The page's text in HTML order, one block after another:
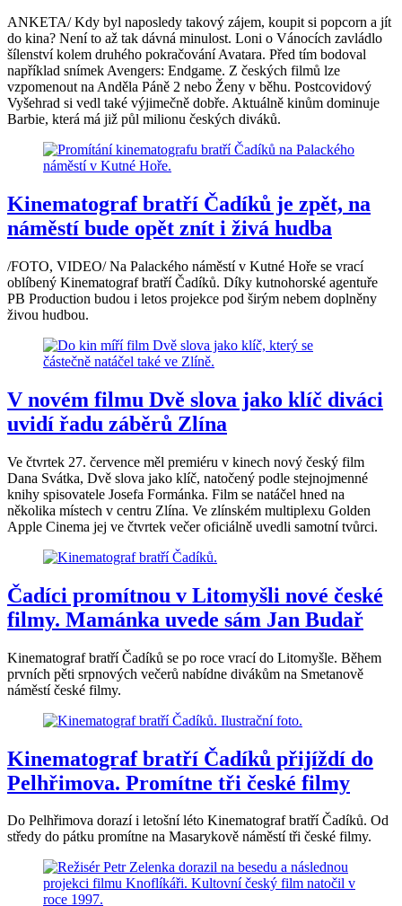
ANKETA/ Kdy byl naposledy takový zájem, koupit si popcorn a jít
do kina? Není to až tak dávná minulost. Loni o Vánocích zavládlo
šílenství kolem druhého pokračování Avatara. Před tím bodoval
například snímek Avengers: Endgame. Z českých filmů lze
vzpomenout na Anděla Páně 2 nebo Ženy v běhu. Postcovidový
Vyšehrad si vedl také výjimečně dobře. Aktuálně kinům dominuje
Barbie, která má již půl milionu českých diváků.
Kinematograf bratří Čadíků je zpět, na
náměstí bude opět znít i živá hudba
/FOTO, VIDEO/ Na Palackého náměstí v Kutné Hoře se vrací
oblíbený Kinematograf bratří Čadíků. Díky kutnohorské agentuře
PB Production budou i letos projekce pod širým nebem doplněny
živou hudbou.
V novém filmu Dvě slova jako klíč diváci
uvidí řadu záběrů Zlína
Ve čtvrtek 27. července měl premiéru v kinech nový český film
Dana Svátka, Dvě slova jako klíč, natočený podle stejnojmenné
knihy spisovatele Josefa Formánka. Film se natáčel hned na
několika místech v centru Zlína. Ve zlínském multiplexu Golden
Apple Cinema jej ve čtvrtek večer oficiálně uvedli samotní tvůrci.
Čadíci promítnou v Litomyšli nové české
filmy. Mamánka uvede sám Jan Budař
Kinematograf bratří Čadíků se po roce vrací do Litomyšle. Během
prvních pěti srpnových večerů nabídne divákům na Smetanově
náměstí české filmy.
Kinematograf bratří Čadíků přijíždí do
Pelhřimova. Promítne tři české filmy
Do Pelhřimova dorazí i letošní léto Kinematograf bratří Čadíků. Od
středy do pátku promítne na Masarykově náměstí tři české filmy.